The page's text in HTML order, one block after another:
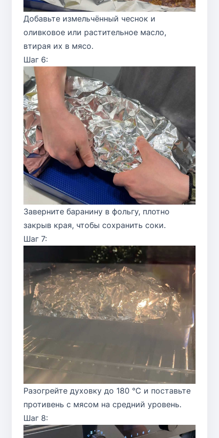
Добавьте измельчённый чеснок и
оливковое или растительное масло,
втирая их в мясо.
Шаг 6:
Заверните баранину в фольгу, плотно
закрыв края, чтобы сохранить соки.
Шаг 7:
Разогрейте духовку до 180 °C и поставьте
противень с мясом на средний уровень.
Шаг 8: